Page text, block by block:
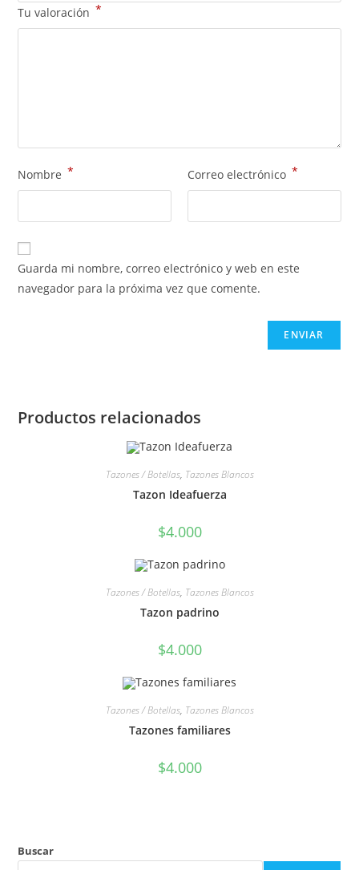
Tu valoración *
Nombre * Correo electrónico *
Guarda mi nombre, correo electrónico y web en este
navegador para la próxima vez que comente.
Productos relacionados
Tazones / Botellas, Tazones Blancos
Tazon Ideafuerza
$4.000
Tazones / Botellas, Tazones Blancos
Tazon padrino
$4.000
Tazones / Botellas, Tazones Blancos
Tazones familiares
$4.000
Buscar